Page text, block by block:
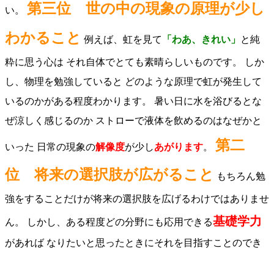
い。 第三位
世の中の現象の原理が少し
わかること 例えば、虹を見て 「わあ、きれい」 と純
粋に思う心は それ自体でとても素晴らしいものです。 しか
し、物理を勉強していると どのような原理で虹が発生して
いるのかがある程度わかります。 暑い日に水を浴びるとな
ぜ涼しく感じるのか ストローで液体を飲めるのはなぜかと
いった 日常の現象の解像度が少しあがります。 第二
位 将来の選択肢が広がること
もちろん勉
強をすることだけが将来の選択肢を広げるわけではありませ
ん。 しかし、ある程度どの分野にも応用できる基礎学力
があれば なりたいと思ったときにそれを目指すことのでき